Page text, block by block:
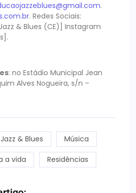
.
. Redes Sociais:
& Blues (CE)] Instagram
: no Estádio Municipal Jean
Alves Nogueira, s/n –
Jazz & Blues Música
a vida Residências